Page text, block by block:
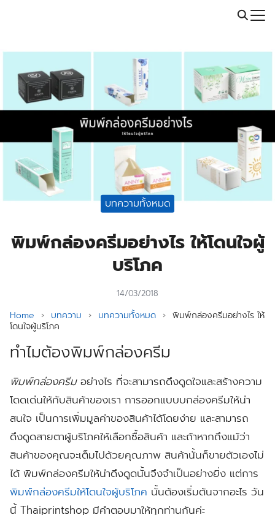
Call: 064-246-5614 | Line: @thaiprintshop
บทความทั้งหมด
พิมพ์กล่องครีมอย่างไร ให้โดนใจผู้
บริโภค
14/03/2018
Home › บทความ › บทความทั้งหมด › พิมพ์กล่องครีมอย่างไร ให้
โดนใจผู้บริโภค
ทำไมต้องพิมพ์กล่องครีม
พิมพ์กล่องครีมอย่างไร ที่จะสามารถดึงดูดใจและสร้างความ
โดดเด่นให้กับสินค้าของเรา การออกแบบบกล่องครีมให้น่า
สนใจ เป็นการเพิ่มมูลค่าของสินค้าได้โดยง่าย และสามารถ
ดึงดูดสายตาผู้บริโภคให้เลือกซื้อสินค้า และถ้าหากถึงแม้ว่า
สินค้าของคุณจะเต็มไปด้วยคุณภาพ สินค้านั้นก็ขายตัวเองไม่
ได้ พิมพ์กล่องครีมให้น่าดึงดูดนั้นจึงจำเป็นอย่างยิ่ง แต่การ
พิมพ์กล่องครีมให้โดนใจผู้บริโภค นั้นต้องเริ่มต้นจากอะไร วัน
นี้ Thaiprintshop มีคำตอบมาให้ทุกท่านกันค่ะ